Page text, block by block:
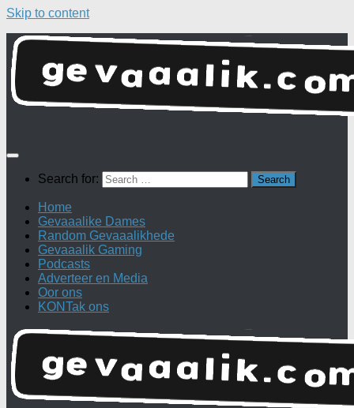
Skip to content
Search for:
Home
Gevaaalike Dames
Random Gevaaalikhede
Gevaaalik Gaming
Podcasts
Adverteer en Media
Oor ons
KONTak ons